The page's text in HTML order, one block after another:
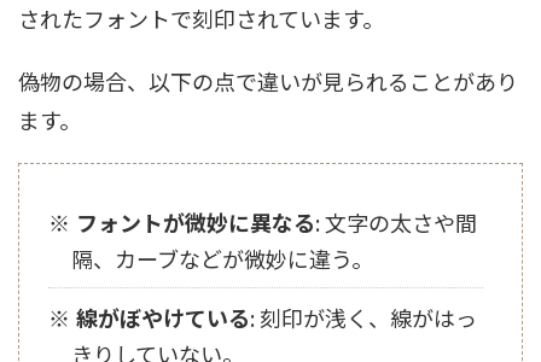
されたフォントで刻印されています。
偽物の場合、以下の点で違いが見られることがあり
ます。
フォントが微妙に異なる: 文字の太さや間
隔、カーブなどが微妙に違う。
線がぼやけている: 刻印が浅く、線がはっ
きりしていない。